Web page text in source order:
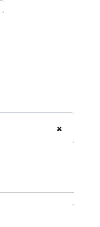
×